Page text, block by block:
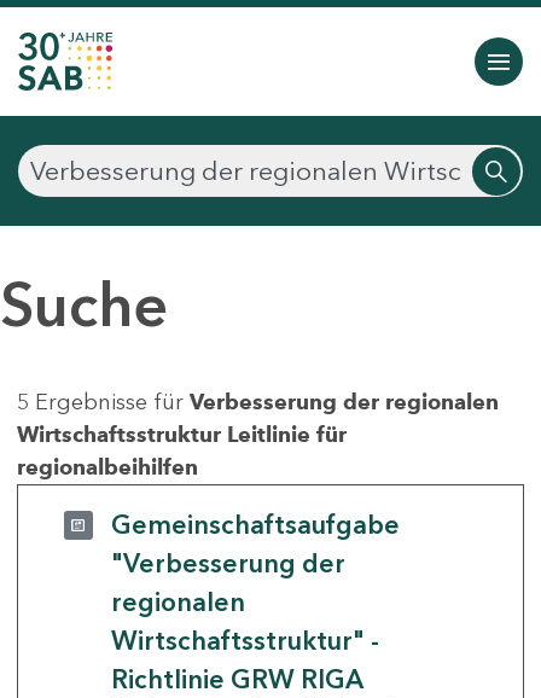
Suche
5 Ergebnisse für Verbesserung der regionalen
Wirtschaftsstruktur Leitlinie für
regionalbeihilfen
Gemeinschaftsaufgabe
"Verbesserung der
regionalen
Wirtschaftsstruktur" -
Richtlinie GRW RIGA